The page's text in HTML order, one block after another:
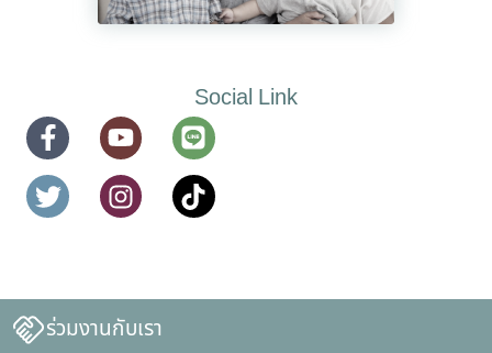
Social Link
ร่วมงานกับเรา